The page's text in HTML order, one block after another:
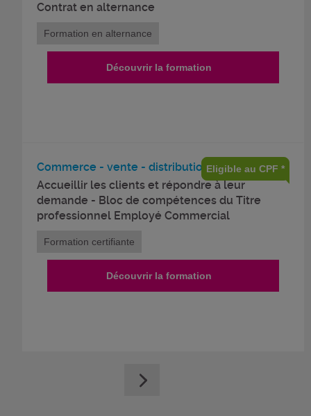
Contrat en alternance
Formation en alternance
Découvrir la formation
Commerce - vente - distribution
Accueillir les clients et répondre à leur
demande - Bloc de compétences du Titre
professionnel Employé Commercial
Eligible au CPF *
Formation certifiante
Découvrir la formation